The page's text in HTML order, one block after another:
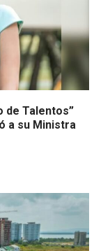
de Talentos”
a su Ministra